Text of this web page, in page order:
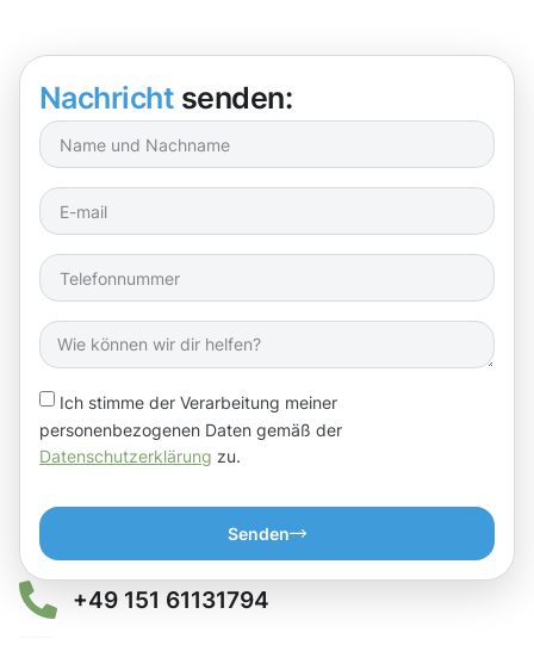
Nachricht senden:
Ich stimme der Verarbeitung meiner
personenbezogenen Daten gemäß der
Datenschutzerklärung zu.
Senden
+49 151 61131794